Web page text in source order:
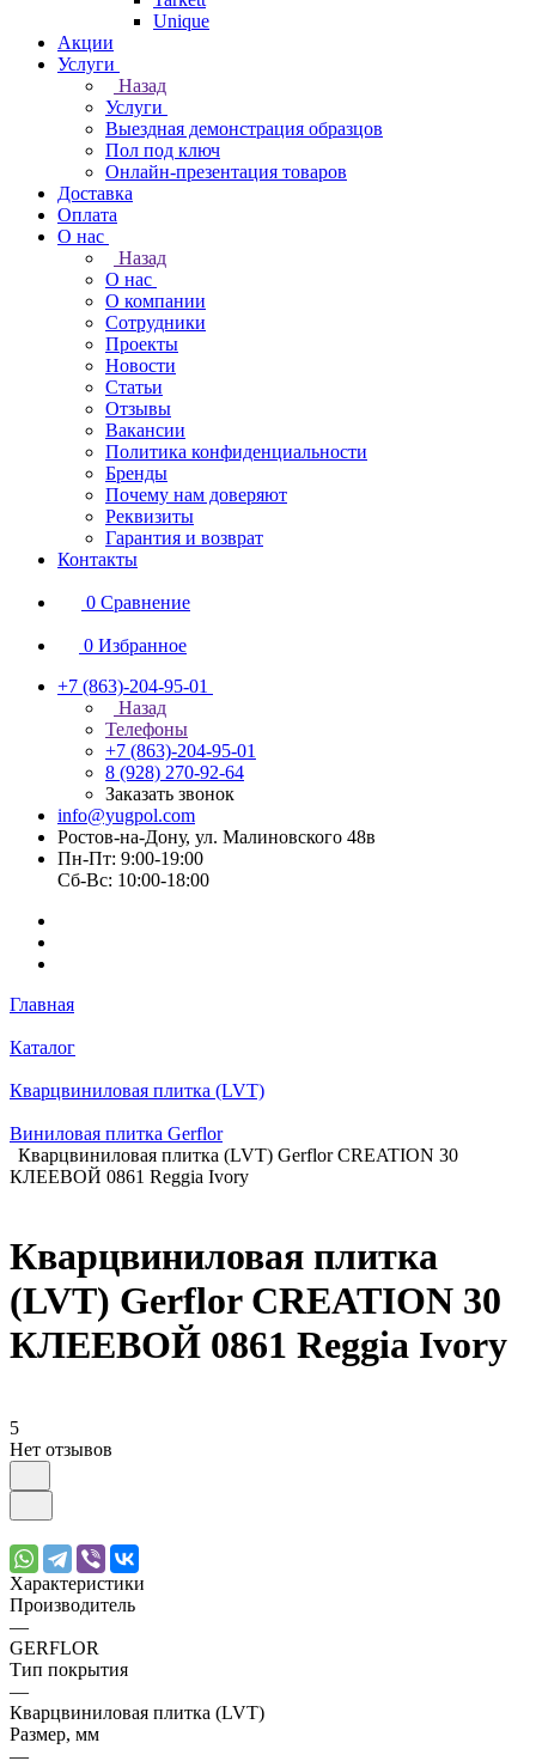
Unique
Акции
Услуги
Назад
Услуги
Выездная демонстрация образцов
Пол под ключ
Онлайн-презентация товаров
Доставка
Оплата
О нас
Назад
О нас
О компании
Сотрудники
Проекты
Новости
Статьи
Отзывы
Вакансии
Политика конфиденциальности
Бренды
Почему нам доверяют
Реквизиты
Гарантия и возврат
Контакты
0 Сравнение
0 Избранное
+7 (863)-204-95-01
Назад
Телефоны
+7 (863)-204-95-01
8 (928) 270-92-64
Заказать звонок
info@yugpol.com
Ростов-на-Дону, ул. Малиновского 48в
Пн-Пт: 9:00-19:00
Cб-Вс: 10:00-18:00
Главная
Каталог
Кварцвиниловая плитка (LVT)
Виниловая плитка Gerflor
Кварцвиниловая плитка (LVT) Gerflor CREATION 30
КЛЕЕВОЙ 0861 Reggia Ivory
Кварцвиниловая плитка
(LVT) Gerflor CREATION 30
КЛЕЕВОЙ 0861 Reggia Ivory
5
Нет отзывов
Характеристики
Производитель
—
GERFLOR
Тип покрытия
—
Кварцвиниловая плитка (LVT)
Размер, мм
—